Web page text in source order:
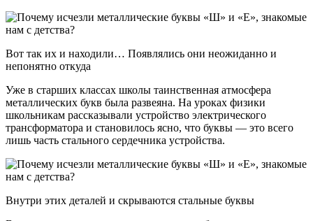
Вот так их и находили… Появлялись они неожиданно и
непонятно откуда
Уже в старших классах школы таинственная атмосфера
металлических букв была развеяна. На уроках физики
школьникам рассказывали устройство электрического
трансформатора и становилось ясно, что буквы — это всего
лишь часть стального сердечника устройства.
Внутри этих деталей и скрываются стальные буквы